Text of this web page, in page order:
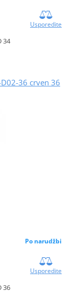
Usporedite
34
D02-36 crven 36
Po narudžbi
Usporedite
36